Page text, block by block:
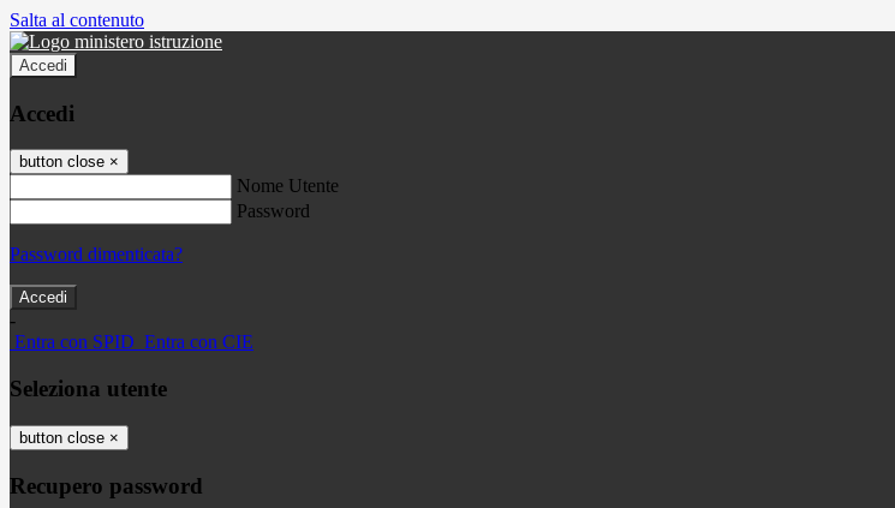
Salta al contenuto
Accedi
Accedi
button close ×
Nome Utente
Password
Password dimenticata?
-
Entra con SPID Entra con CIE
Seleziona utente
button close ×
Recupero password